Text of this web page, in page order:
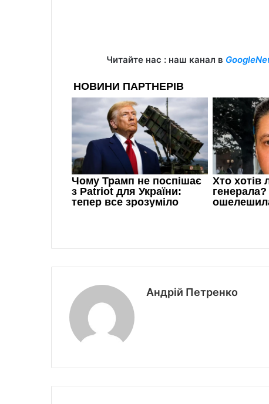
Читайте нас : наш канал в
Андрій Петренко